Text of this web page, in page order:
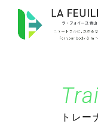
トレー